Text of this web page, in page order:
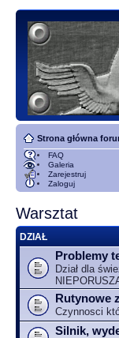
Strona główna
FAQ
Galeria
Zarejestruj
Zaloguj
Warsztat
DZIAŁ
Problemy
Dział dla
Rutynowe
Czynnosci
Silnik,